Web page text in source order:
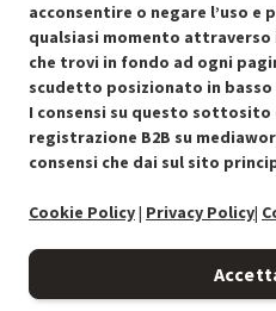
Condizioni generali di vendita
Cookie Policy
Preferenze cookie
Accessibilità
acconsentire o negare l’uso
qualsiasi momento attraverso
che trovi in fondo ad ogni
scudetto posizionato in
I consensi su questo sottosito
registrazione B2B su
consensi che dai sul sito
Cookie Policy| Privacy Policy|